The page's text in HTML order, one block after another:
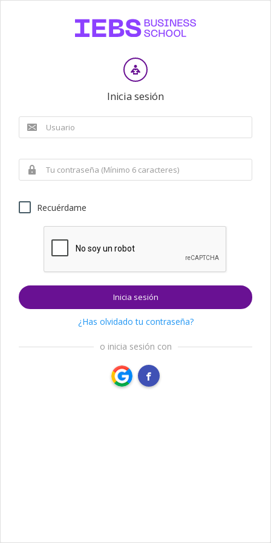
Inicia sesión
Recuérdame
Inicia sesión
¿Has olvidado tu contraseña?
o inicia sesión con